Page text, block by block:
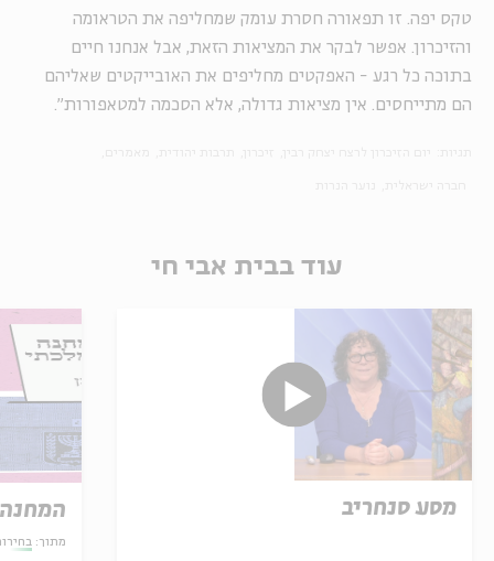
טקס יפה. זו תפאורה חסרת עומק שמחליפה את הטראומה
והזיכרון. אפשר לבקר את המציאות הזאת, אבל אנחנו חיים
בתוכה כל רגע - האפקטים מחליפים את האובייקטים שאליהם
הם מתייחסים. אין מציאות גדולה, אלא הסכמה למטאפורות".
עוד בבית אבי חי
מסע סנחריב
מתוך: